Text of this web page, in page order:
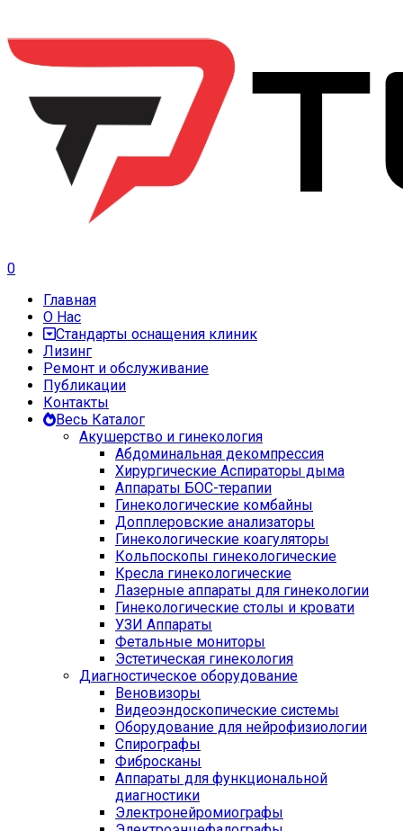
0
Главная
О Нас
Стандарты оснащения клиник
Лизинг
Ремонт и обслуживание
Публикации
Контакты
Весь Каталог
Акушерство и гинекология
Абдоминальная декомпрессия
Хирургические Аспираторы дыма
Аппараты БОС-терапии
Гинекологические комбайны
Допплеровские анализаторы
Гинекологические коагуляторы
Кольпоскопы гинекологические
Кресла гинекологические
Лазерные аппараты для гинекологии
Гинекологические столы и кровати
УЗИ Аппараты
Фетальные мониторы
Эстетическая гинекология
Диагностическое оборудование
Веновизоры
Видеоэндоскопические системы
Оборудование для нейрофизиологии
Спирографы
Фибросканы
Аппараты для функциональной
диагностики
Электронейромиографы